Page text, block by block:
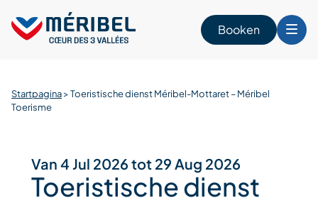
content
Booken
Startpagina>Toeristische dienst Méribel-Mottaret – Méribel
Toerisme
Van 4 Jul 2026 tot 29 Aug 2026
Toeristische dienst